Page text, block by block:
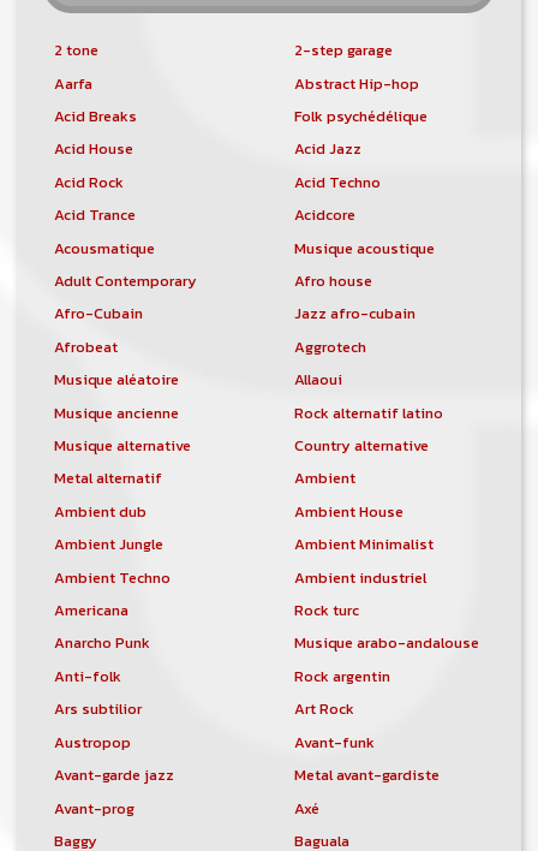
2 tone
2-step garage
Aarfa
Abstract Hip-hop
Acid Breaks
Folk psychédélique
Acid House
Acid Jazz
Acid Rock
Acid Techno
Acid Trance
Acidcore
Acousmatique
Musique acoustique
Adult Contemporary
Afro house
Afro-Cubain
Jazz afro-cubain
Afrobeat
Aggrotech
Musique aléatoire
Allaoui
Musique ancienne
Rock alternatif latino
Musique alternative
Country alternative
Metal alternatif
Ambient
Ambient dub
Ambient House
Ambient Jungle
Ambient Minimalist
Ambient Techno
Ambient industriel
Americana
Rock turc
Anarcho Punk
Musique arabo-andalouse
Anti-folk
Rock argentin
Ars subtilior
Art Rock
Austropop
Avant-funk
Avant-garde jazz
Metal avant-gardiste
Avant-prog
Axé
Baggy
Baguala